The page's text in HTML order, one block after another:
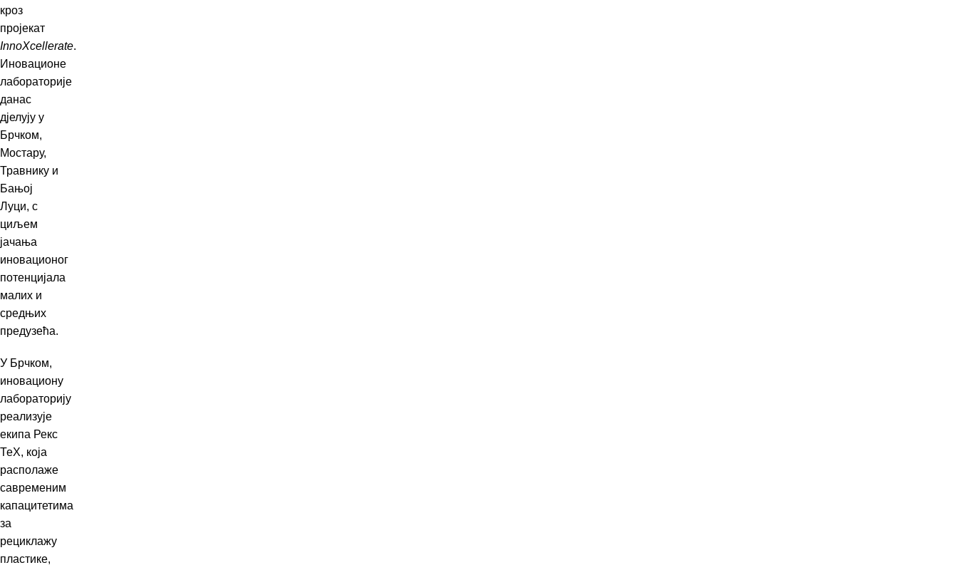
кроз
пројекат
InnoXcellerate.
Иновационе
лабораторије
данас
дјелују у
Брчком,
Мостару,
Травнику и
Бањој
Луци, с
циљем
јачања
иновационог
потенцијала
малих и
средњих
предузећа.
У Брчком,
иновациону
лабораторију
реализује
екипа Рекс
ТеХ, која
располаже
савременим
капацитетима
за
рециклажу
пластике,